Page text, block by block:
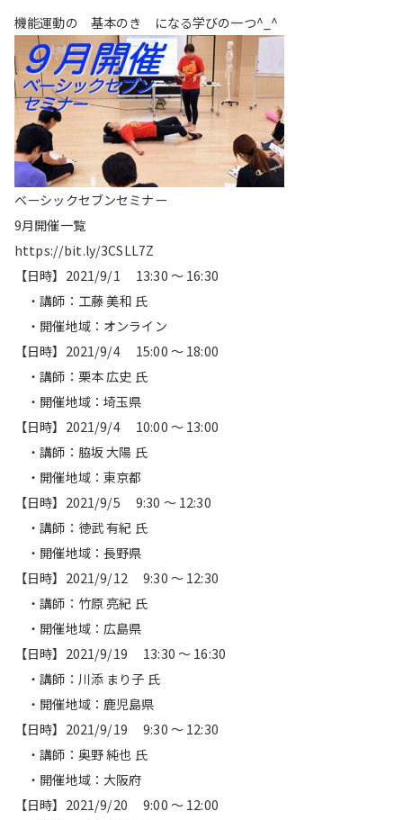
機能運動の 基本のき になる学びの一つ^_^
ベーシックセブンセミナー
9月開催一覧
https://bit.ly/3CSLL7Z
【日時】2021/9/1 13:30 ～ 16:30
・講師：工藤 美和 氏
・開催地域：オンライン
【日時】2021/9/4 15:00 ～ 18:00
・講師：栗本 広史 氏
・開催地域：埼玉県
【日時】2021/9/4 10:00 ～ 13:00
・講師：脇坂 大陽 氏
・開催地域：東京都
【日時】2021/9/5 9:30 ～ 12:30
・講師：徳武 有紀 氏
・開催地域：長野県
【日時】2021/9/12 9:30 ～ 12:30
・講師：竹原 亮紀 氏
・開催地域：広島県
【日時】2021/9/19 13:30 ～ 16:30
・講師：川添 まり子 氏
・開催地域：鹿児島県
【日時】2021/9/19 9:30 ～ 12:30
・講師：奥野 純也 氏
・開催地域：大阪府
【日時】2021/9/20 9:00 ～ 12:00